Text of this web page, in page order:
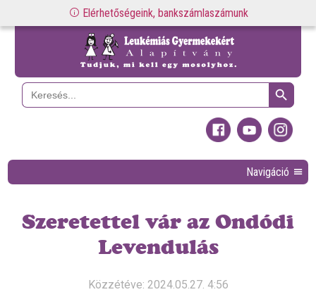
Elérhetőségeink, bankszámlaszámunk
Search
for:
Search Button
Navigáció
Szeretettel vár az Ondódi
Levendulás
Közzétéve: 2024.05.27. 4:56